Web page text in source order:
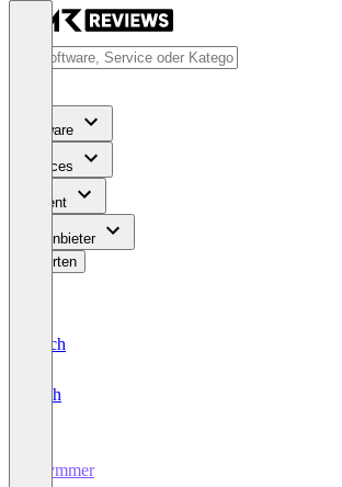
Software
Services
Content
Für Anbieter
Bewerten
Deutsch
English
Glymmer